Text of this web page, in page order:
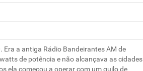
Era a antiga Rádio Bandeirantes AM de
de potência e não alcançava as cidades
ela começou a operar com um quilo de